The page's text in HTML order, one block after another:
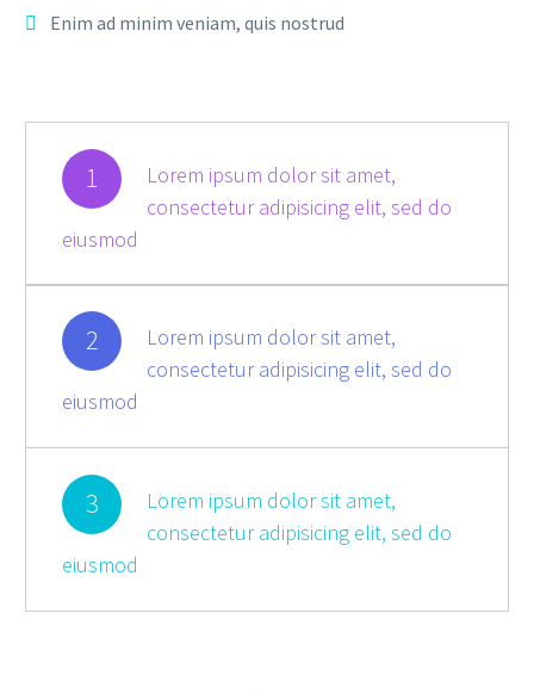
Enim ad minim veniam, quis nostrud
1
Lorem ipsum dolor sit amet,
consectetur adipisicing elit, sed do
eiusmod
2
Lorem ipsum dolor sit amet,
consectetur adipisicing elit, sed do
eiusmod
3
Lorem ipsum dolor sit amet,
consectetur adipisicing elit, sed do
eiusmod